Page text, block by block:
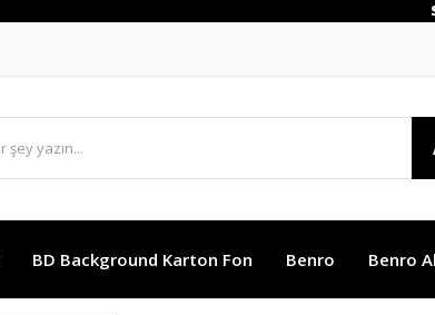
BD Background Karton Fon Benro Benro